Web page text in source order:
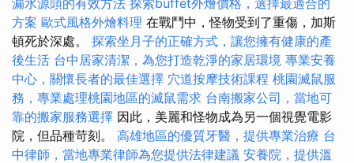
方案 歐式風格外燴料理 在戰鬥中，怪物受到了重傷，加斯
頓死於深處。 探索坐月子的正確方式，讓您擁有健康的產
後生活 台中居家清潔，為您打造乾淨的家居環境 專業安養
中心，關懷長者的最佳選擇 穴道按摩技術課程 桃園滅鼠服
務，專業處理桃園地區的滅鼠需求 台南搬家公司，當地可
靠的搬家服務選擇 因此，美麗和怪物成為另一個視覺電影
院，但品種苛刻。 高雄地區的優質牙醫，提供專業治療 台
中律師，當地專業律師為您提供法律建議 安養院，提供溫